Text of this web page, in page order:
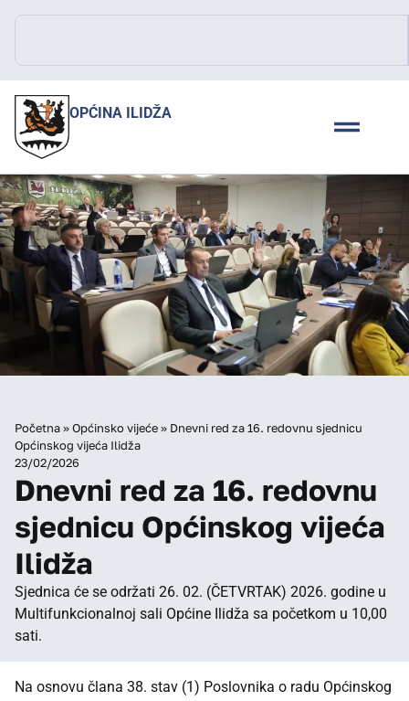
OPĆINA ILIDŽA
Početna»Općinsko vijeće» Dnevni red za 16. redovnu sjednicu
Općinskog vijeća Ilidža
23/02/2026
Dnevni red za 16. redovnu
sjednicu Općinskog vijeća
Ilidža
Sjednica će se održati 26. 02. (ČETVRTAK) 2026. godine u
Multifunkcionalnoj sali Općine Ilidža sa početkom u 10,00
sati.
Na osnovu člana 38. stav (1) Poslovnika o radu Općinskog